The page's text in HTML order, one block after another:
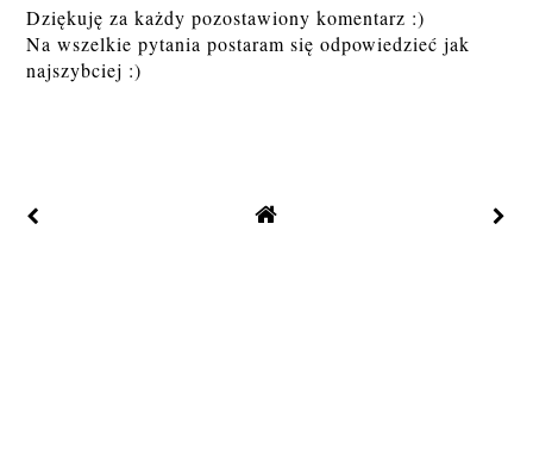
Dziękuję za każdy pozostawiony komentarz :)
Na wszelkie pytania postaram się odpowiedzieć jak
najszybciej :)